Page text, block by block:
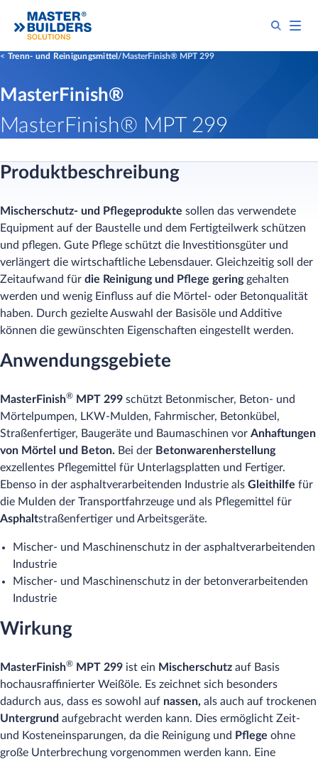
Trenn- und Reinigungsmittel MasterFinish® MPT 299
MasterFinish®
MasterFinish® MPT 299
Produktbeschreibung
Mischerschutz- und Pflegeprodukte sollen das verwendete
Equipment auf der Baustelle und dem Fertigteilwerk schützen
und pflegen. Gute Pflege schützt die Investitionsgüter und
verlängert die wirtschaftliche Lebensdauer. Gleichzeitig soll der
Zeitaufwand für die Reinigung und Pflege gering gehalten
werden und wenig Einfluss auf die Mörtel- oder Betonqualität
haben. Durch gezielte Auswahl der Basisöle und Additive
können die gewünschten Eigenschaften eingestellt werden.
Anwendungsgebiete
MasterFinish® MPT 299 schützt Betonmischer, Beton- und
Mörtelpumpen, LKW-Mulden, Fahrmischer, Betonkübel,
Straßenfertiger, Baugeräte und Baumaschinen vor Anhaftungen
von Mörtel und Beton. Bei der Betonwarenherstellung
exzellentes Pflegemittel für Unterlagsplatten und Fertiger.
Ebenso in der asphaltverarbeitenden Industrie als Gleithilfe für
die Mulden der Transportfahrzeuge und als Pflegemittel für
Asphaltstraßenfertiger und Arbeitsgeräte.
Mischer- und Maschinenschutz in der asphaltverarbeitenden
Industrie
Mischer- und Maschinenschutz in der betonverarbeitenden
Industrie
Wirkung
MasterFinish® MPT 299 ist ein Mischerschutz auf Basis
hochausraffinierter Weißöle. Es zeichnet sich besonders
dadurch aus, dass es sowohl auf nassen, als auch auf trockenen
Untergrund aufgebracht werden kann. Dies ermöglicht Zeit-
und Kosteneinsparungen, da die Reinigung und Pflege ohne
große Unterbrechung vorgenommen werden kann. Eine